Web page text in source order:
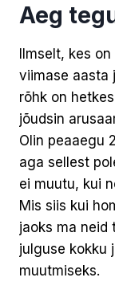
Aeg
Ilmselt, kes
viimase aasta
rõhk on
jõudsin
Olin peaaegu
aga sellest
ei muutu, kui
Mis siis kui
jaoks ma neid
julguse kokku
muutmiseks.